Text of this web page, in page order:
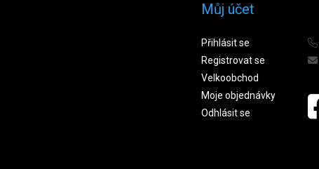
Můj účet
Přihlásit se
Registrovat se
Velkoobchod
Moje objednávky
Odhlásit se